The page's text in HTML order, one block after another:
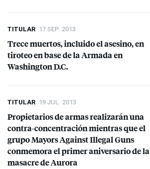
TITULAR 17 SEP. 2013
Trece muertos, incluido el asesino, en
tiroteo en base de la Armada en
Washington D.C.
TITULAR 19 JUL. 2013
Propietarios de armas realizarán una
contra-concentración mientras que el
grupo Mayors Against Illegal Guns
conmemora el primer aniversario de la
masacre de Aurora